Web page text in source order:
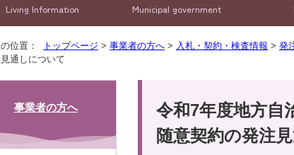
Living Information Municipal government
位置： トップページ > 事業者の方へ > 入札・契約・検査情報 > 発
通しについて
令和7年度地方自
随意契約の発注
事業者の方へ